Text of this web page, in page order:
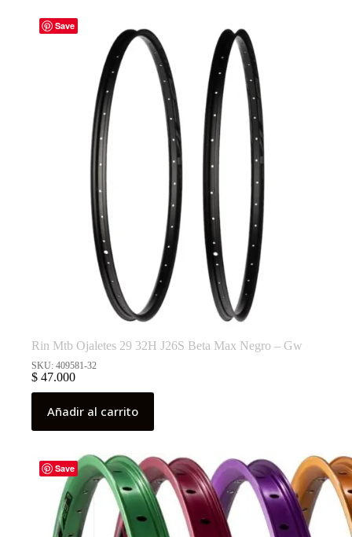
Save
Rin Mtb Ojaletes 29 32H J26S Beta Max Negro – Gw
SKU: 409581-32
$ 47.000
Añadir al carrito
Save